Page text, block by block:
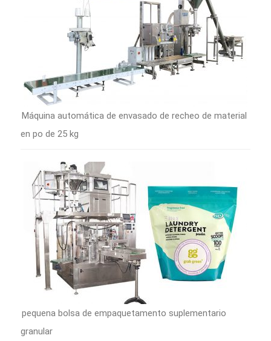
Máquina automática de envasado de recheo de material
en po de 25 kg
pequena bolsa de empaquetamento suplementario
granular